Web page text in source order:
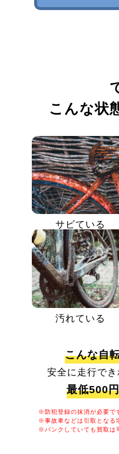
こんな状
サビている
汚れている
こんな自
安全に走行で
最低500
※防犯登録の抹消が必要で
※事故車などは引取となる
※パンクしていても買取は